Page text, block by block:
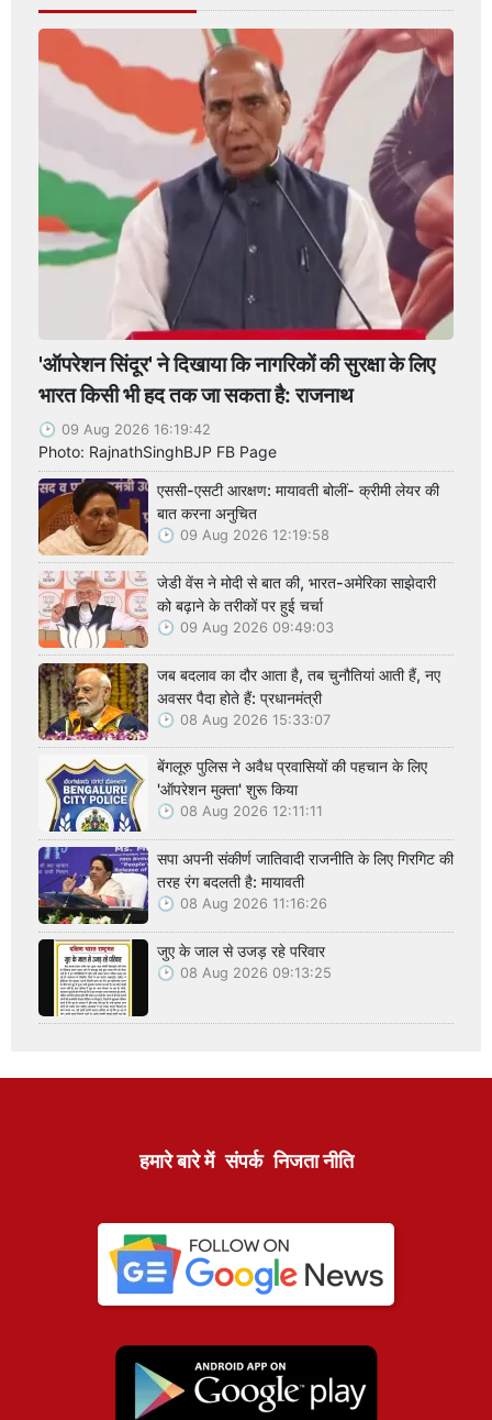
'ऑपरेशन सिंदूर' ने दिखाया कि नागरिकों की सुरक्षा के लिए
भारत किसी भी हद तक जा सकता है: राजनाथ
09 Aug 2026 16:19:42
Photo: RajnathSinghBJP FB Page
एससी-एसटी आरक्षण: मायावती बोलीं- क्रीमी लेयर की
बात करना अनुचित
09 Aug 2026 12:19:58
जेडी वेंस ने मोदी से बात की, भारत-अमेरिका साझेदारी
को बढ़ाने के तरीकों पर हुई चर्चा
09 Aug 2026 09:49:03
जब बदलाव का दौर आता है, तब चुनौतियां आती हैं, नए
अवसर पैदा होते हैं: प्रधानमंत्री
08 Aug 2026 15:33:07
बेंगलूरु पुलिस ने अवैध प्रवासियों की पहचान के लिए
'ऑपरेशन मुक्ता' शुरू किया
08 Aug 2026 12:11:11
सपा अपनी संकीर्ण जातिवादी राजनीति के लिए गिरगिट की
तरह रंग बदलती है: मायावती
08 Aug 2026 11:16:26
जुए के जाल से उजड़ रहे परिवार
08 Aug 2026 09:13:25
हमारे बारे में संपर्क निजता नीति